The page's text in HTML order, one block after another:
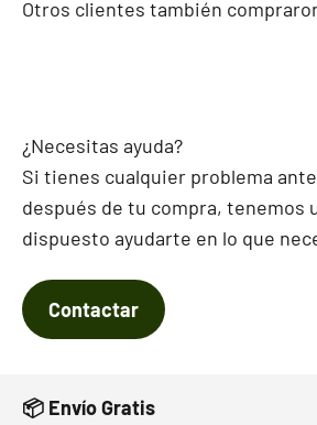
Otros clientes también
¿Necesitas ayuda?
Si tienes cualquier problema
después de tu compra, tenemos
dispuesto ayudarte en lo que
Contactar
📦 Envío Gratis